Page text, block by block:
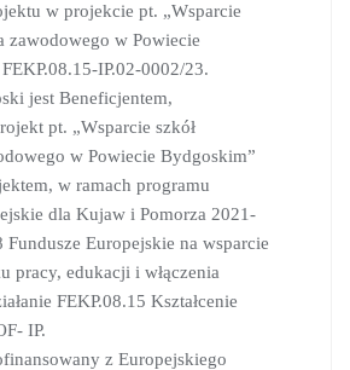
w projekcie pt. „Wsparcie
zawodowego w Powiecie
IP.02-0002/23.
jest Beneficjentem,
pt. „Wsparcie szkół
w Powiecie Bydgoskim”
w ramach programu
dla Kujaw i Pomorza 2021-
Fundusze Europejskie na wsparcie
pracy, edukacji i włączenia
FEKP.08.15 Kształcenie
IP.
z Europejskiego